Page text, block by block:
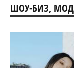
ШОУ-БИЗ,